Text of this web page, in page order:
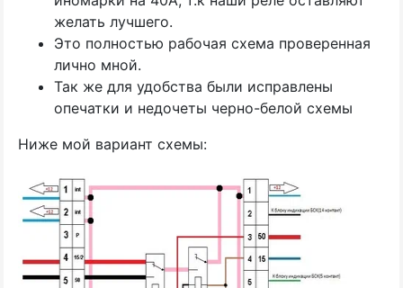
желать лучшего.
Это полностью рабочая схема проверенная
лично мной.
Так же для удобства были исправлены
опечатки и недочеты черно-белой схемы
Ниже мой вариант схемы: